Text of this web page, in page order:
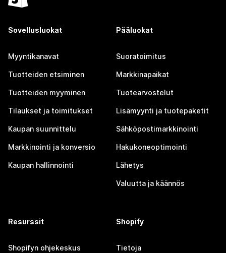
Sovellusluokat
Myyntikanavat
Tuotteiden etsiminen
Tuotteiden myyminen
Tilaukset ja toimitukset
Kaupan suunnittelu
Markkinointi ja konversio
Kaupan hallinnointi
Pääluokat
Suoratoimitus
Markkinapaikat
Tuotearvostelut
Lisämyynti ja tuotepaketit
Sähköpostimarkkinointi
Hakukoneoptimointi
Lähetys
Valuutta ja käännös
Resurssit
Shopifyn ohjekeskus
Shopify
Tietoja